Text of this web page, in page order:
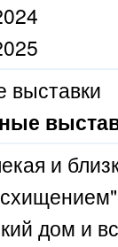
и
дом и